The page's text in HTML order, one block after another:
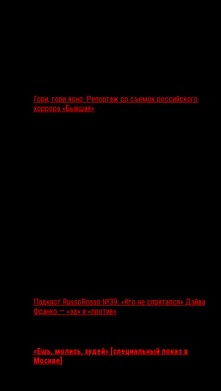
Гори, гори ясно: Репортаж со съемок российского
хоррора «Бывшая»
Подкаст RussoRosso №39: «Кто не спрятался» Дэйва
Франко — «за» и «против»
«Ешь, молись, худей» [специальный показ в
Москве]